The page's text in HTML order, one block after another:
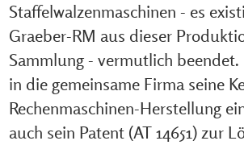
Staffelwalzenmaschinen - es
Graeber-RM aus dieser
Sammlung - vermutlich
in die gemeinsame Firma seine
Rechenmaschinen-Herstellung
auch sein Patent (AT 14651) zur